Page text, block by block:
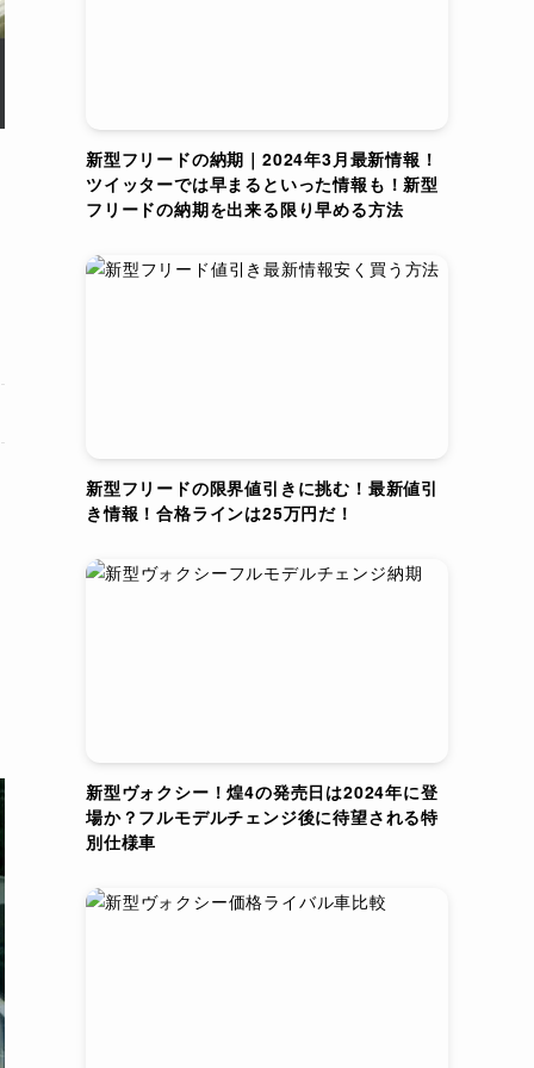
新型フリードの納期｜2024年3月最新情報！
ツイッターでは早まるといった情報も！新型
フリードの納期を出来る限り早める方法
新型フリードの限界値引きに挑む！最新値引
き情報！合格ラインは25万円だ！
新型ヴォクシー！煌4の発売日は2024年に登
場か？フルモデルチェンジ後に待望される特
別仕様車